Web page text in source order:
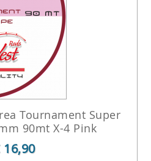
Tournament Super
90mt X-4 Pink
16,90